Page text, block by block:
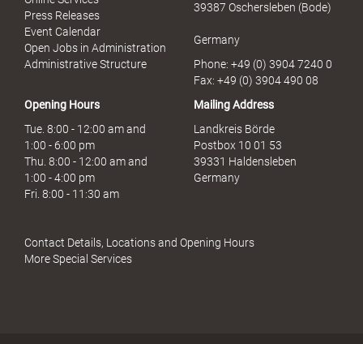
Press Releases
Event Calendar
Open Jobs in Administration
Administrative Structure
39387 Oschersleben (Bode)
Germany
Phone: +49 (0) 3904 7240 0
Fax: +49 (0) 3904 490 08
Opening Hours
Tue. 8:00 - 12:00 am and
1:00 - 6:00 pm
Thu. 8:00 - 12:00 am and
1:00 - 4:00 pm
Fri. 8:00 - 11:30 am
Mailing Address
Landkreis Börde
Postbox 10 01 53
39331 Haldensleben
Germany
Contact Details, Locations and Opening Hours
More Special Services